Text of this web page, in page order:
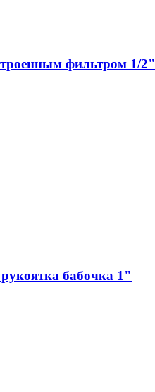
фильтром 1/2"
бабочка 1"